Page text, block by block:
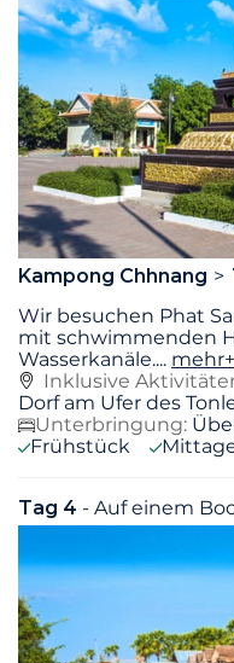
Kampong Chhnang
Wir besuchen Phat
mit schwimmenden
Wasserkanäle.... mehr+
Inklusive
Dorf am Ufer des
Unterbringung:
Frühstück
Tag 4 - Auf einem